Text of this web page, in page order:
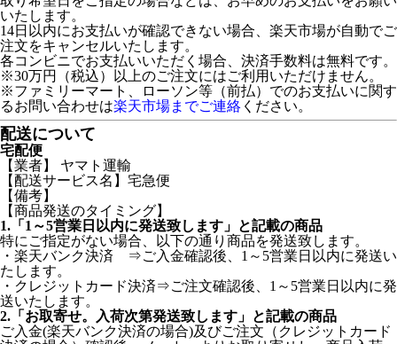
いたします。
14日以内にお支払いが確認できない場合、楽天市場が自動でご
注文をキャンセルいたします。
各コンビニでお支払いいただく場合、決済手数料は無料です。
※30万円（税込）以上のご注文にはご利用いただけません。
※ファミリーマート、ローソン等（前払）でのお支払いに関す
るお問い合わせは楽天市場までご連絡 ください。
配送について
宅配便
【業者】 ヤマト運輸
【配送サービス名】宅急便
【備考】
【商品発送のタイミング】
1.「1～5営業日以内に発送致します」と記載の商品
特にご指定がない場合、以下の通り商品を発送致します。
・楽天バンク決済 ⇒ご入金確認後、1～5営業日以内に発送い
たします。
・クレジットカード決済⇒ご注文確認後、1～5営業日以内に発
送いたします。
2.「お取寄せ。入荷次第発送致します」と記載の商品
ご入金(楽天バンク決済の場合)及びご注文（クレジットカード